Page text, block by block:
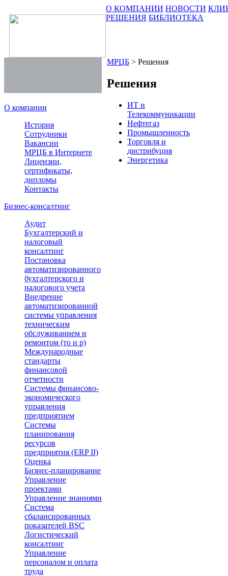
О КОМПАНИИ НОВОСТИ
РЕШЕНИЯ БИБЛИОТЕКА
О компании
История
Сотрудники
Вакансии
МРЦБ в Интернете
Лицензии,
сертификаты,
дипломы
Контакты
Бизнес-консалтинг
Аудит
Бухгалтерский и
налоговый
консалтинг
Постановка
автоматизированного
бухгалтерского и
налогового учета
Внедрение
автоматизированной
системы управления
техническим
обслуживанием и
ремонтом (то и р)
Международные
стандарты
финансовой
отчетности
Системы финансово-
экономического
управления
предприятием
Системы
планирования
ресурсов
предприятия (ERP II)
Оценка
Бизнес-планирование
Управление
проектами
Управление знаниями
Система
сбалансированных
показателей BSC
Логистический
консалтинг
Управление
персоналом и оплата
труда
МРЦБ > Решения
Решения
ИТ и
Телекоммуникации
Нефтегаз
Промышленность
Торговля и
дистрибуция
Энергетика